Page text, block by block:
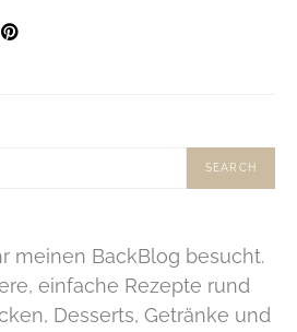
SEARCH
meinen BackBlog besucht.
einfache Rezepte rund
Desserts, Getränke und